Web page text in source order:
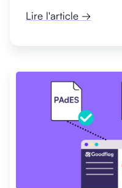
Lire l'article →